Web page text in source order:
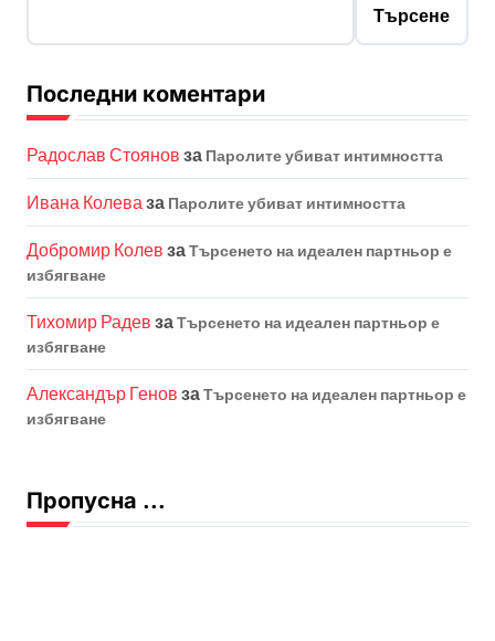
Търсене
Последни коментари
Радослав Стоянов за Паролите убиват интимността
Ивана Колеваза Паролите убиват интимността
Добромир Колев заТърсенето на идеален партньор е
избягване
Тихомир Радев заТърсенето на идеален партньор е
избягване
Александър Генов заТърсенето на идеален партньор е
избягване
Пропусна ...